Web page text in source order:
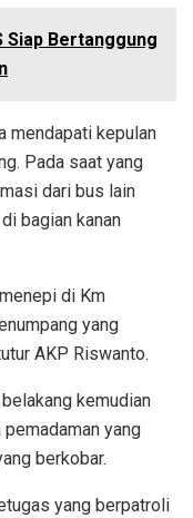
Siap Bertanggung
mendapati kepulan
Pada saat yang
dari bus lain
bagian kanan
di Km
yang
AKP Riswanto.
kemudian
yang
berkobar.
yang berpatroli